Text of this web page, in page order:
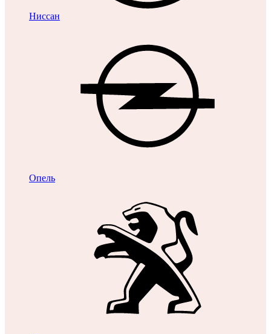
Ниссан
Опель